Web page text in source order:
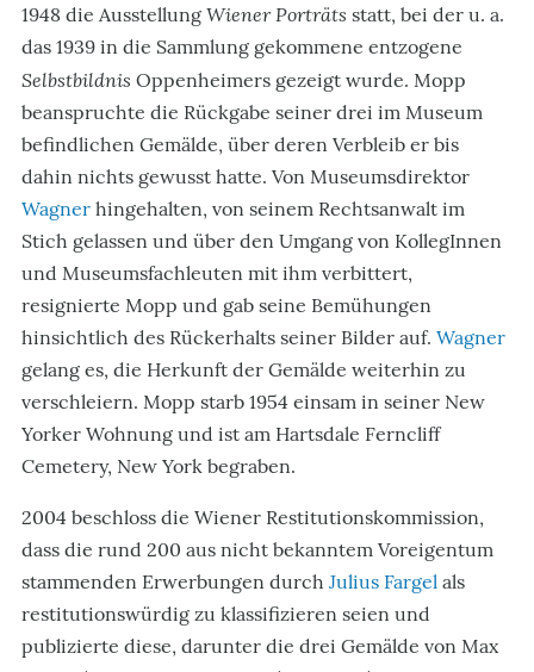
1948 die Ausstellung Wiener Porträts statt, bei der u. a.
das 1939 in die Sammlung gekommene entzogene
Selbstbildnis Oppenheimers gezeigt wurde. Mopp
beanspruchte die Rückgabe seiner drei im Museum
befindlichen Gemälde, über deren Verbleib er bis
dahin nichts gewusst hatte. Von Museumsdirektor
Wagner hingehalten, von seinem Rechtsanwalt im
Stich gelassen und über den Umgang von KollegInnen
und Museumsfachleuten mit ihm verbittert,
resignierte Mopp und gab seine Bemühungen
hinsichtlich des Rückerhalts seiner Bilder auf. Wagner
gelang es, die Herkunft der Gemälde weiterhin zu
verschleiern. Mopp starb 1954 einsam in seiner New
Yorker Wohnung und ist am Hartsdale Ferncliff
Cemetery, New York begraben.
2004 beschloss die Wiener Restitutionskommission,
dass die rund 200 aus nicht bekanntem Voreigentum
stammenden Erwerbungen durch Julius Fargel als
restitutionswürdig zu klassifizieren seien und
publizierte diese, darunter die drei Gemälde von Max